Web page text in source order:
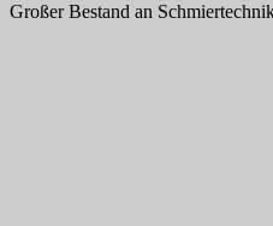
Großer Bestand an